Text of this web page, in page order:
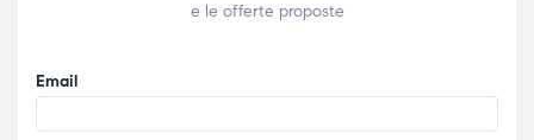
e le offerte proposte
Email